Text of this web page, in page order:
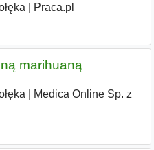
Praca.pl
marihuaną
Medica Online Sp. z